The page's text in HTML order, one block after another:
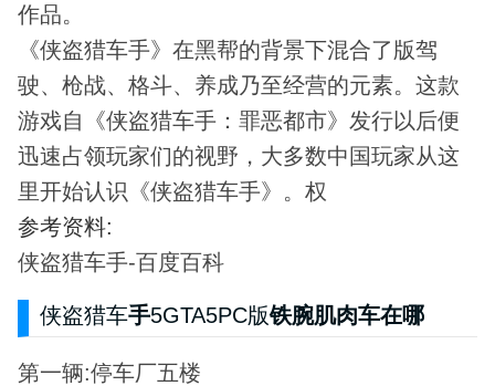
作品。
《侠盗猎车手》在黑帮的背景下混合了版驾
驶、枪战、格斗、养成乃至经营的元素。这款
游戏自《侠盗猎车手：罪恶都市》发行以后便
迅速占领玩家们的视野，大多数中国玩家从这
里开始认识《侠盗猎车手》。权
参考资料:
侠盗猎车手-百度百科
侠盗猎车手5GTA5PC版铁腕肌肉车在哪
第一辆:停车厂五楼